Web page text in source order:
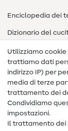
Enciclopedia dei
Dizionario del
Nähanleitungen
Assistenza e
Contatto
Informazioni sul
FAQ
Utilizziamo
trattiamo dati
indirizzo IP) per
media di terze
trattamento dei
Condividiamo
impostazioni.
Il trattamento dei